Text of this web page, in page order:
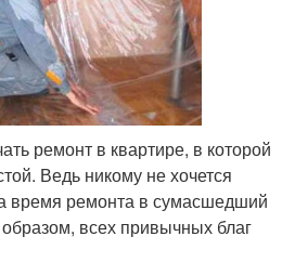
ремонт в квартире, в которой
Ведь никому не хочется
время ремонта в сумасшедший
всех привычных благ